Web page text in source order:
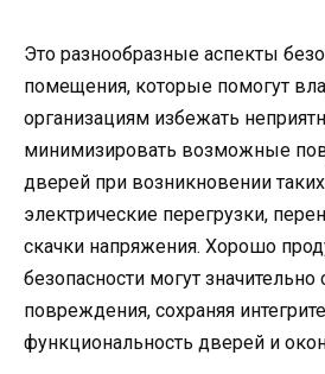
Это разнообразные аспекты
помещения, которые помогут
организациям избежать
минимизировать возможные
дверей при возникновении
электрические перегрузки,
скачки напряжения. Хорошо
безопасности могут значительно
повреждения, сохраняя
функциональность дверей и